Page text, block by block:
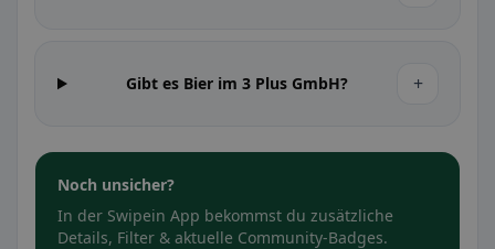
Gibt es Bier im 3 Plus GmbH? +
Noch unsicher?
In der Swipein App bekommst du zusätzliche
Details, Filter & aktuelle Community-Badges.